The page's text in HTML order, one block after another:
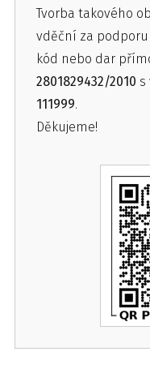
Tvorba takového
vděční za podporu
kód nebo dar
2801829432/2010 s
111999.
Děkujeme!